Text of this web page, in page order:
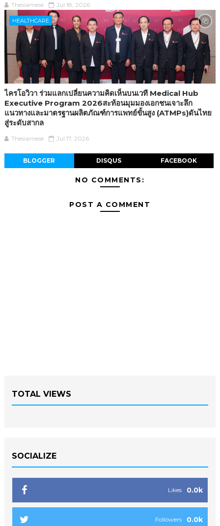
Thesiamese Jul 18, 2026
HEALTHCARE
ไครโอวิวา ร่วมแลกเปลี่ยนความคิดเห็นบนเวที Medical Hub
Executive Program 2026สะท้อนมุมมองเอกชนเจาะลึก
แนวทางและมาตรฐานผลิตภัณฑ์การแพทย์ขั้นสูง (ATMPs)ดันไทย
สู่ระดับสากล
Thesiamese Jul 17, 2026
BLOGGER DISQUS FACEBOOK
NO COMMENTS:
POST A COMMENT
TOTAL VIEWS
SOCIALIZE
0.0k
Likes
0.0k
Followers